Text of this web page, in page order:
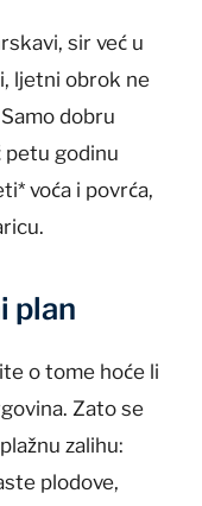
sir već u
ljetni obrok ne
dobru
petu godinu
voća i povrća,
plan
o tome hoće li
Zato se
zalihu:
plodove,